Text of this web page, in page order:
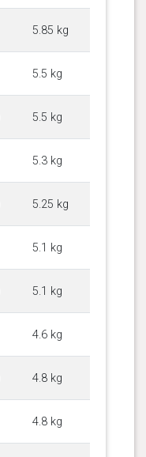
5.85 kg
5.5 kg
5.5 kg
5.3 kg
5.25 kg
5.1 kg
5.1 kg
4.6 kg
4.8 kg
4.8 kg